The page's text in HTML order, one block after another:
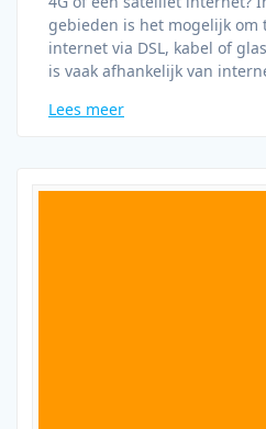
gebieden is het mogelijk om
internet via DSL, kabel of
is vaak afhankelijk van
Lees meer